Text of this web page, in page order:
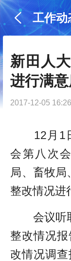
工作动
新田人
进行满
2017-12-05
12月1日
会第八次
局、畜牧局
整改情况进
会议听取
整改情况
改情况调